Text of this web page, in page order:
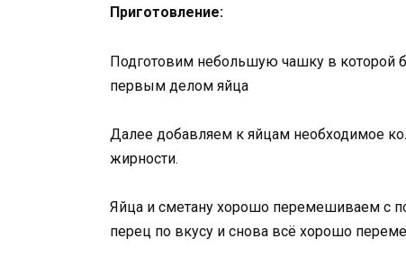
Приготовление:
Подготовим небольшую чашку в которой
первым делом яйца
Далее добавляем к яйцам необходимое
жирности.
Яйца и сметану хорошо перемешиваем с
перец по вкусу и снова всё хорошо